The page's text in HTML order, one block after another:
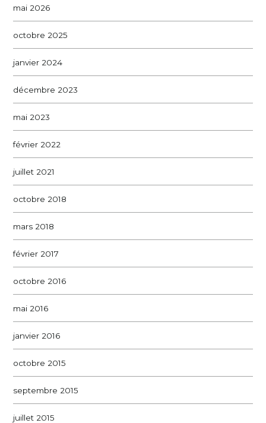
mai 2026
octobre 2025
janvier 2024
décembre 2023
mai 2023
février 2022
juillet 2021
octobre 2018
mars 2018
février 2017
octobre 2016
mai 2016
janvier 2016
octobre 2015
septembre 2015
juillet 2015